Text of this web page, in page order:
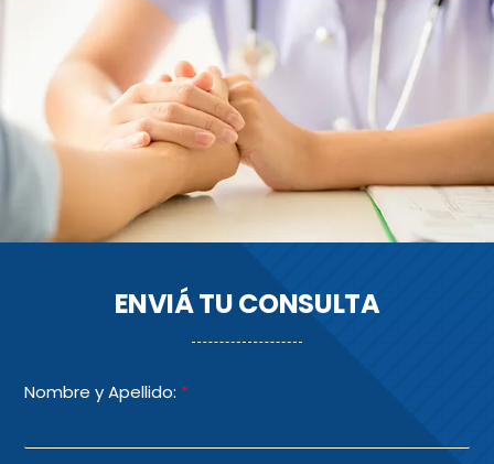
ENVIÁ TU CONSULTA
Nombre y Apellido: *